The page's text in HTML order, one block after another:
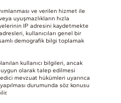
ve verilen hizmet ile
uyuşmazlıkların hızla
IP adresini kaydetmekte
kullanıcıları genel bir
demografik bilgi toplamak
kullanıcı bilgileri, ancak
olarak talep edilmesi
mevzuat hükümleri uyarınca
durumunda söz konusu